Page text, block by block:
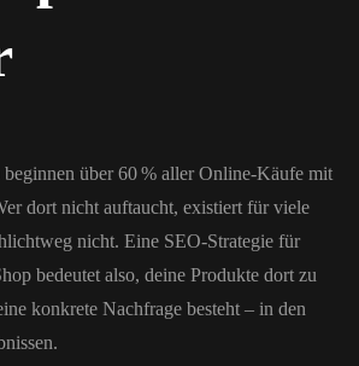
über 60 % aller Online-Käufe mit
dort nicht auftaucht, existiert für viele
nicht. Eine SEO-Strategie für
bedeutet also, deine Produkte dort zu
konkrete Nachfrage besteht – in den